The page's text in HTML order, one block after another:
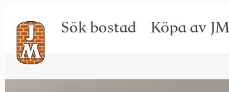
Sök bostad Köpa av JM